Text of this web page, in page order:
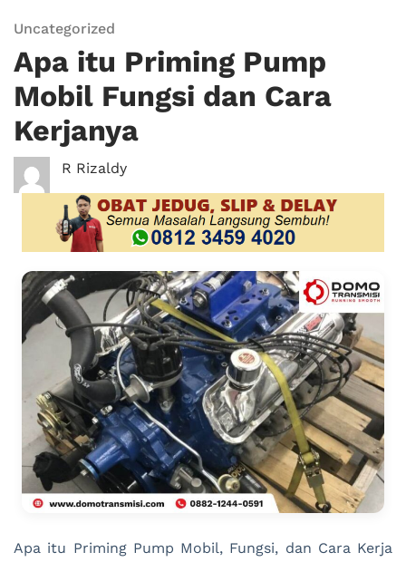
Uncategorized
Apa itu Priming Pump
Mobil Fungsi dan Cara
Kerjanya
R Rizaldy
Apa itu Priming Pump Mobil, Fungsi, dan Cara Kerja